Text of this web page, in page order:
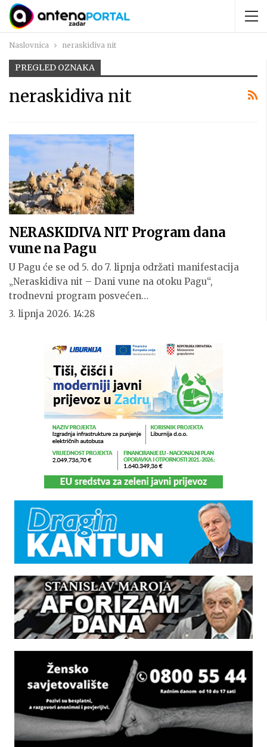
Naslovnica neraskidiva nit
PREGLED OZNAKA
neraskidiva nit
NERASKIDIVA NIT Program dana
vune na Pagu
U Pagu će se od 5. do 7. lipnja održati manifestacija
„Neraskidiva nit – Dani vune na otoku Pagu“,
trodnevni program posvećen…
3. lipnja 2026. 14:28